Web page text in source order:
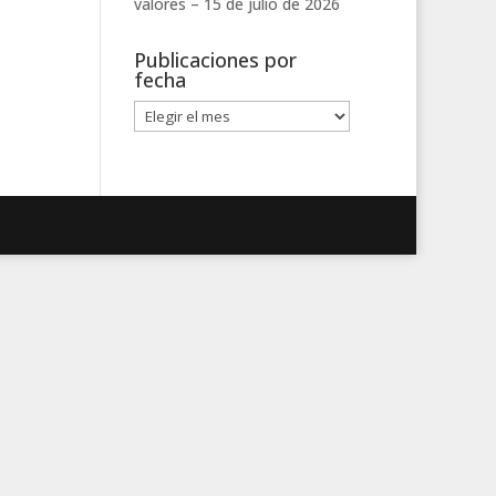
Publicaciones por
fecha
Publicaciones
por